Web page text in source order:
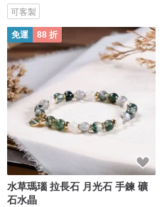
可客製
免運 88 折
水草瑪瑙 拉長石 月光石 手鍊 礦
石水晶